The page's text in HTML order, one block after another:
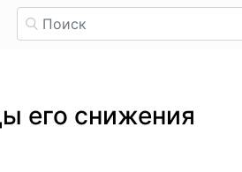
его снижения